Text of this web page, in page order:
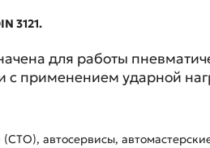
3121.
для работы
применением ударной
автосервисы,